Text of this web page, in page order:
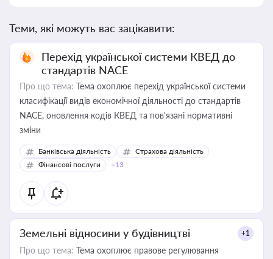
Теми, які можуть вас зацікавити:
Перехід української системи КВЕД до
стандартів NACE
Про що тема: Тема охоплює перехід української системи
класифікації видів економічної діяльності до стандартів
NACE, оновлення кодів КВЕД та пов'язані нормативні
зміни
Банківська діяльність
Страхова діяльність
Фінансові послуги
+13
Земельні відносини у будівництві +1
Про що тема: Тема охоплює правове регулювання